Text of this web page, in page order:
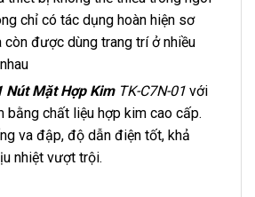
chỉ có tác dụng hoàn hiện sơ
được dùng trang trí ở nhiều
Nút Mặt Hợp KimTK-C7N-01 với
bằng chất liệu hợp kim cao cấp.
va đập, độ dẫn điện tốt, khả
nhiệt vượt trội.